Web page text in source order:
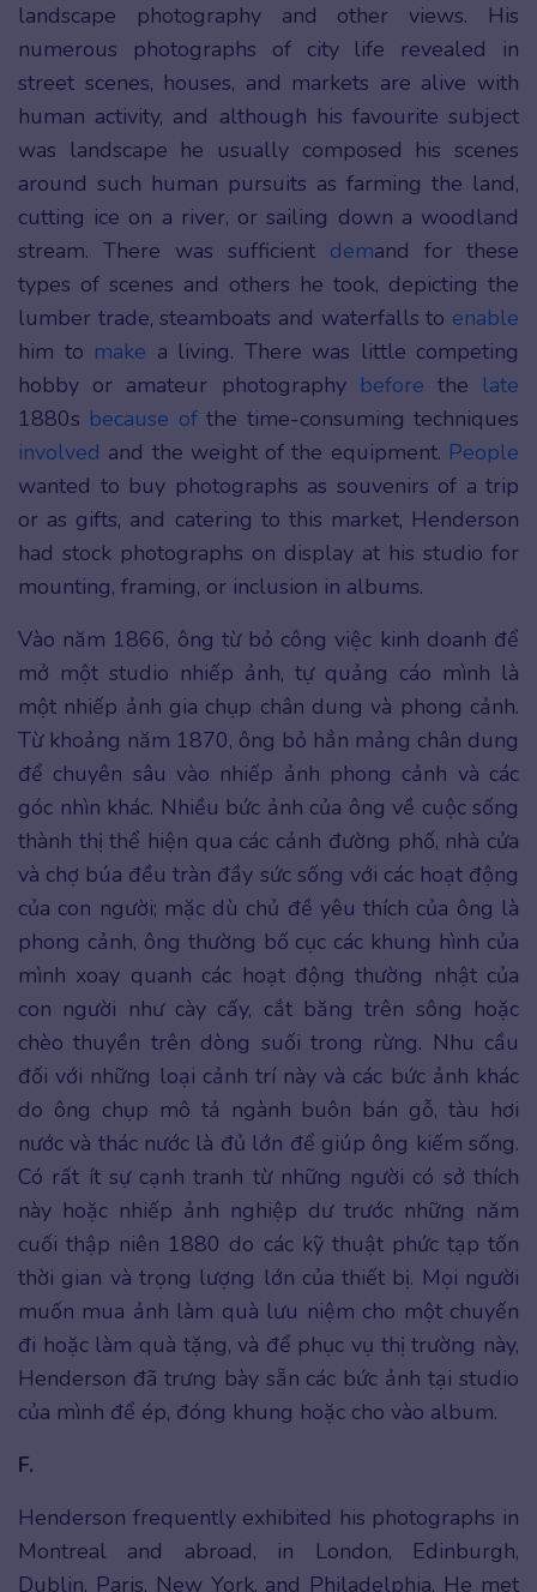
landscape photography and other views. His
numerous photographs of city life revealed in
street scenes, houses, and markets are alive with
human activity, and although his favourite subject
was landscape he usually composed his scenes
around such human pursuits as farming the land,
cutting ice on a river, or sailing down a woodland
stream. There was sufficient demand for these
types of scenes and others he took, depicting the
lumber trade, steamboats and waterfalls to enable
him to make a living. There was little competing
hobby or amateur photography before the late
1880s because ofthe time-consuming techniques
involved and the weight of the equipment. People
wanted to buy photographs as souvenirs of a trip
or as gifts, and catering to this market, Henderson
had stock photographs on display at his studio for
mounting, framing, or inclusion in albums.
Vào năm 1866, ông từ bỏ công việc kinh doanh để
mở một studio nhiếp ảnh, tự quảng cáo mình là
một nhiếp ảnh gia chụp chân dung và phong cảnh.
Từ khoảng năm 1870, ông bỏ hẳn mảng chân dung
để chuyên sâu vào nhiếp ảnh phong cảnh và các
góc nhìn khác. Nhiều bức ảnh của ông về cuộc sống
thành thị thể hiện qua các cảnh đường phố, nhà cửa
và chợ búa đều tràn đầy sức sống với các hoạt động
của con người; mặc dù chủ đề yêu thích của ông là
phong cảnh, ông thường bố cục các khung hình của
mình xoay quanh các hoạt động thường nhật của
con người như cày cấy, cắt băng trên sông hoặc
chèo thuyền trên dòng suối trong rừng. Nhu cầu
đối với những loại cảnh trí này và các bức ảnh khác
do ông chụp mô tả ngành buôn bán gỗ, tàu hơi
nước và thác nước là đủ lớn để giúp ông kiếm sống.
Có rất ít sự cạnh tranh từ những người có sở thích
này hoặc nhiếp ảnh nghiệp dư trước những năm
cuối thập niên 1880 do các kỹ thuật phức tạp tốn
thời gian và trọng lượng lớn của thiết bị. Mọi người
muốn mua ảnh làm quà lưu niệm cho một chuyến
đi hoặc làm quà tặng, và để phục vụ thị trường này,
Henderson đã trưng bày sẵn các bức ảnh tại studio
của mình để ép, đóng khung hoặc cho vào album.
F.
Henderson frequently exhibited his photographs in
Montreal and abroad, in London, Edinburgh,
Dublin, Paris, New York, and Philadelphia. He met